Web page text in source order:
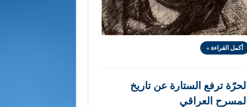
أكمل القراءة »
الحرّة ترفع الستارة عن تاريخ
المسرح العراقي